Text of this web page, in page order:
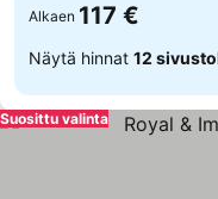
Alkaen 117 €
Näytä hinnat 12
Suosittu valinta